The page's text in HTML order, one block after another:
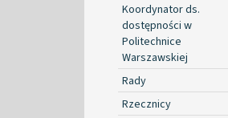
Koordynator ds.
dostępności w
Politechnice
Warszawskiej
Rady
Rzecznicy